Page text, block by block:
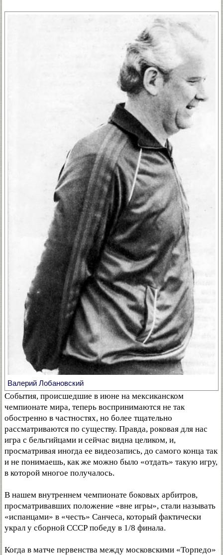
Валерий Лобановский
События, происшедшие в июне на мексиканском
чемпионате мира, теперь воспринимаются не так
обостренно в частностях, но более тщательно
рассматриваются по существу. Правда, роковая для нас
игра с бельгийцами и сейчас видна целиком, и,
просматривая иногда ее видеозапись, до самого конца так
и не понимаешь, как же можно было «отдать» такую игру,
в которой многое получалось.
В нашем внутреннем чемпионате боковых арбитров,
просматривавших положение «вне игры», стали называть
«испанцами» в «честь» Санчеса, который фактически
украл у сборной СССР победу в 1/8 финала.
Когда в матче первенства между московскими «Торпедо»